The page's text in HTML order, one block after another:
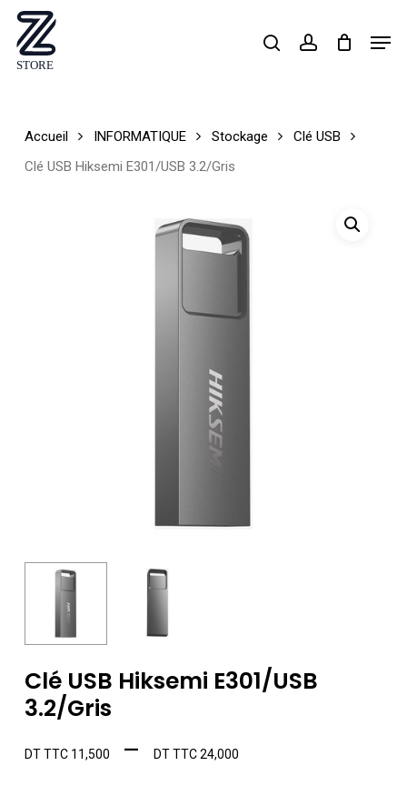
Skip
main
searchaccount
Accueil INFORMATIQUE Stockage
Clé USB
Clé USB Hiksemi E301/USB 3.2/Gris
Clé USB Hiksemi E301/USB
3.2/Gris
DT TTC11,500 – DT TTC24,000Plage